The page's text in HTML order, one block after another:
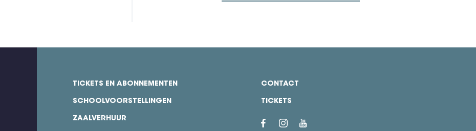
footer
TICKETS EN ABONNEMENTEN
SCHOOLVOORSTELLINGEN
ZAALVERHUUR
CONTACT
TICKETS